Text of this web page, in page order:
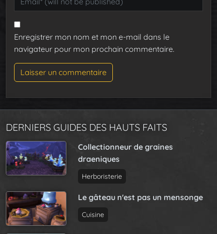
Enregistrer mon nom et mon e-mail dans le
navigateur pour mon prochain commentaire.
DERNIERS GUIDES DES HAUTS FAITS
Collectionneur de graines
draeniques
Herboristerie
Le gâteau n'est pas un mensonge
Cuisine